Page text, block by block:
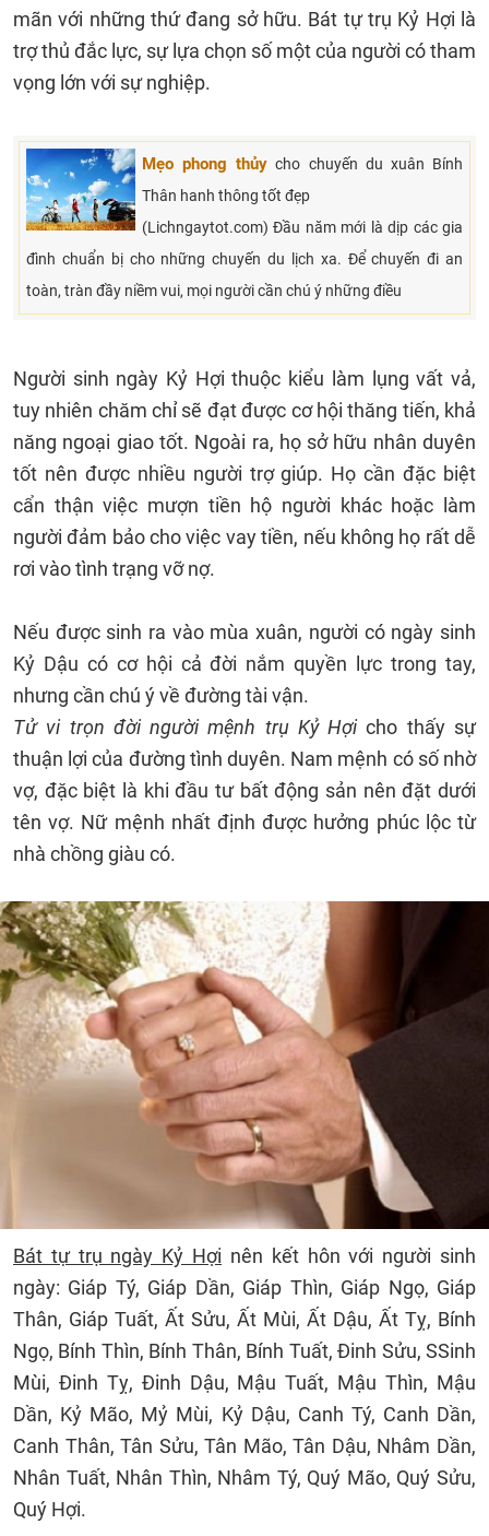
mãn với những thứ đang sở hữu. Bát tự trụ Kỷ Hợi là
trợ thủ đắc lực, sự lựa chọn số một của người có tham
vọng lớn với sự nghiệp.
Mẹophong thủy cho chuyến du xuân Bính
Thân hanh thông tốt đẹp
(Lichngaytot.com) Đầu năm mới là dịp các gia
đình chuẩn bị cho những chuyến du lịch xa. Để chuyến đi an
toàn, tràn đầy niềm vui, mọi người cần chú ý những điều
Người sinh ngày Kỷ Hợi thuộc kiểu làm lụng vất vả,
tuy nhiên chăm chỉ sẽ đạt được cơ hội thăng tiến, khả
năng ngoại giao tốt. Ngoài ra, họ sở hữu nhân duyên
tốt nên được nhiều người trợ giúp. Họ cần đặc biệt
cẩn thận việc mượn tiền hộ người khác hoặc làm
người đảm bảo cho việc vay tiền, nếu không họ rất dễ
rơi vào tình trạng vỡ nợ.
Nếu được sinh ra vào mùa xuân, người có ngày sinh
Kỷ Dậu có cơ hội cả đời nắm quyền lực trong tay,
nhưng cần chú ý về đường tài vận.
Tử vi trọn đời người mệnh trụ Kỷ Hợi cho thấy sự
thuận lợi của đường tình duyên. Nam mệnh có số nhờ
vợ, đặc biệt là khi đầu tư bất động sản nên đặt dưới
tên vợ. Nữ mệnh nhất định được hưởng phúc lộc từ
nhà chồng giàu có.
Bát tự trụ ngày Kỷ Hợi nên kết hôn với người sinh
ngày: Giáp Tý, Giáp Dần, Giáp Thìn, Giáp Ngọ, Giáp
Thân, Giáp Tuất, Ất Sửu, Ất Mùi, Ất Dậu, Ất Tỵ, Bính
Ngọ, Bính Thìn, Bính Thân, Bính Tuất, Đinh Sửu, SSinh
Mùi, Đinh Tỵ, Đinh Dậu, Mậu Tuất, Mậu Thìn, Mậu
Dần, Kỷ Mão, Mỷ Mùi, Kỷ Dậu, Canh Tý, Canh Dần,
Canh Thân, Tân Sửu, Tân Mão, Tân Dậu, Nhâm Dần,
Nhân Tuất, Nhân Thìn, Nhâm Tý, Quý Mão, Quý Sửu,
Quý Hợi.